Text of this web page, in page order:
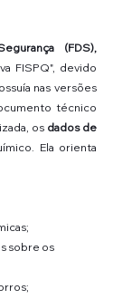
FISPQ", devido
nas versões
técnico
os dados de
Ela orienta
sobre os